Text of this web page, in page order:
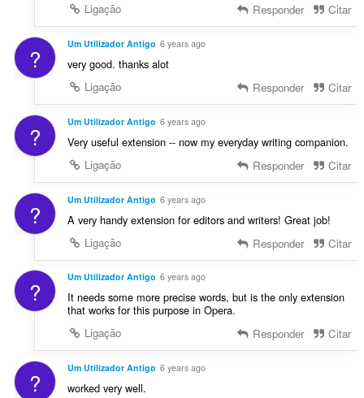
Ligação
Responder Citar
? Um Utilizador Antigo 6 years ago
very good. thanks alot
Ligação
Responder Citar
? Um Utilizador Antigo 6 years ago
Very useful extension -- now my everyday writing companion.
Ligação
Responder Citar
? Um Utilizador Antigo 6 years ago
A very handy extension for editors and writers! Great job!
Ligação
Responder Citar
? Um Utilizador Antigo 6 years ago
It needs some more precise words, but is the only extension
that works for this purpose in Opera.
Ligação
Responder Citar
? Um Utilizador Antigo 6 years ago
worked very well.